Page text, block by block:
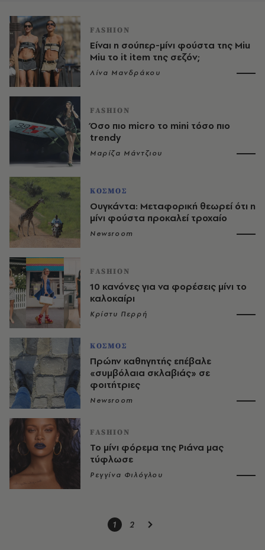
FASHION
Είναι η σούπερ-μίνι φούστα της Miu
Miu το it item της σεζόν;
Λίνα Μανδράκου
FASHION
Όσο πιο micro το mini τόσο πιο
trendy
Μαρίζα Μάντζιου
ΚΟΣΜΟΣ
Ουγκάντα: Μεταφορική θεωρεί ότι η
μίνι φούστα προκαλεί τροχαίο
Newsroom
FASHION
10 κανόνες για να φορέσεις μίνι το
καλοκαίρι
Κρίστυ Περρή
ΚΟΣΜΟΣ
Πρώην καθηγητής επέβαλε
«συμβόλαια σκλαβιάς» σε
φοιτήτριες
Newsroom
FASHION
Το μίνι φόρεμα της Ριάνα μας
τύφλωσε
Ρεγγίνα Φιλόγλου
1 2